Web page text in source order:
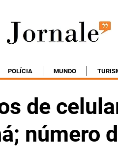
POLÍCIA MUNDO
de
número